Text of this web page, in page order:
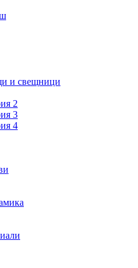
и свещници
2
3
4